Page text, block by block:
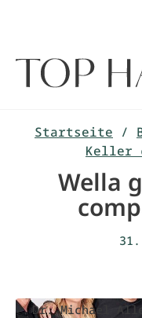
Startseite /
Keller
Wella
Dr. Michael